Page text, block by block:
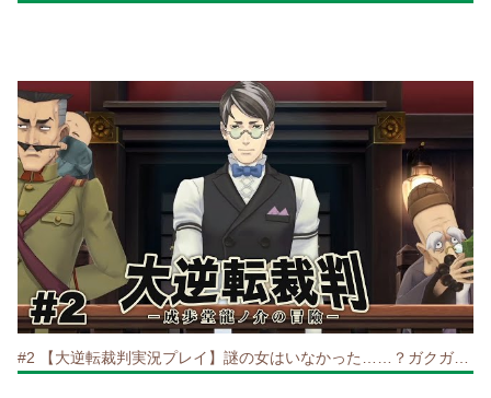
#2 【大逆転裁判実況プレイ】謎の女はいなかった……？ガクガクゆさぶり倒せ！